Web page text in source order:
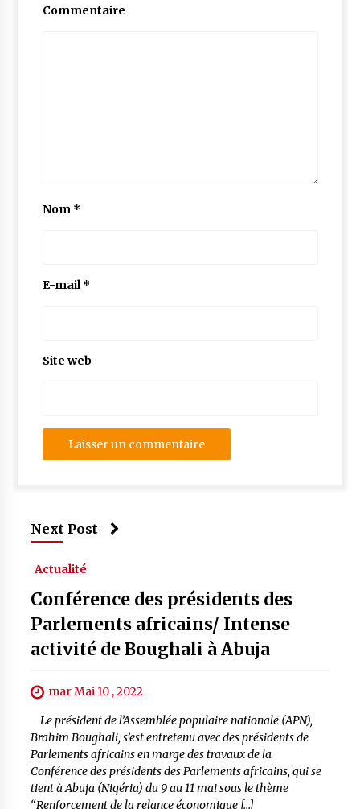
Commentaire
Nom *
E-mail*
Site web
Next Post
Actualité
Conférence des présidents des
Parlements africains/ Intense
activité de Boughali à Abuja
mar Mai 10 , 2022
Le président de l’Assemblée populaire nationale (APN),
Brahim Boughali, s’est entretenu avec des présidents de
Parlements africains en marge des travaux de la
Conférence des présidents des Parlements africains, qui se
tient à Abuja (Nigéria) du 9 au 11 mai sous le thème
“Renforcement de la relance économique […]